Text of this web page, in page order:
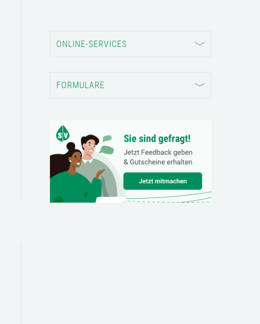
ONLINE-SERVICES
FORMULARE